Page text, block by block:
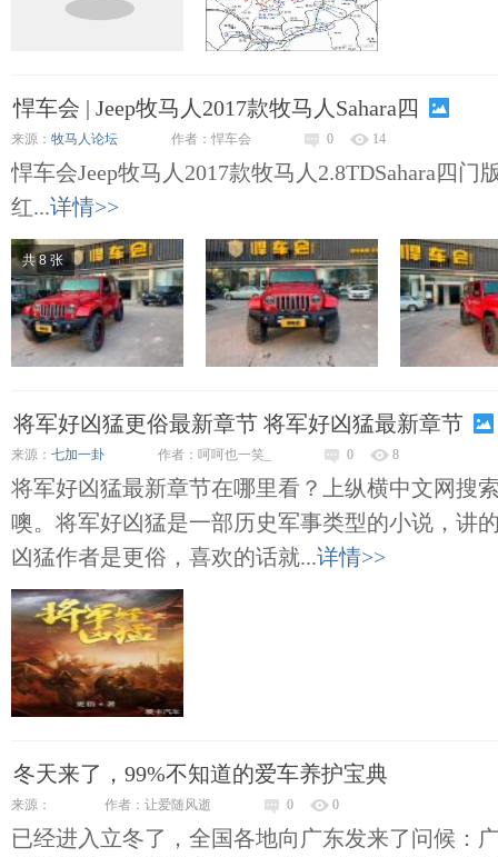
悍车会 | Jeep牧马人2017款牧马人Sahara四
来源： 牧马人论坛 作者：悍车会 0 14
悍车会Jeep牧马人2017款牧马人2.8TDSahara四门
红...详情>>
共 8 张
将军好凶猛更俗最新章节 将军好凶猛最新章节
来源： 七加一卦 作者：呵呵也一笑_ 0 8
将军好凶猛最新章节在哪里看？上纵横中文网搜
噢。将军好凶猛是一部历史军事类型的小说，讲
凶猛作者是更俗，喜欢的话就...详情>>
冬天来了，99%不知道的爱车养护宝典
来源： 作者：让爱随风逝 0 0
已经进入立冬了，全国各地向广东发来了问候：